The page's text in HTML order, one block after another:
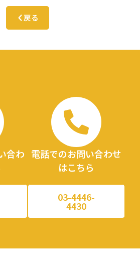
戻る
合わ 電話でのお問い合わせ
はこちら
03-4446-
4430